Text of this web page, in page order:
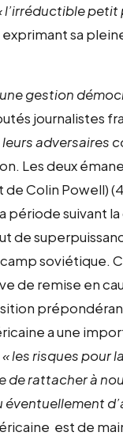
l’irréductible petit
sa
gestion
journalistes
adversaires
Les deux
Colin Powell)
période suivant
de
soviétique.
de remise en
a une
« les risques pour
de rattacher à
est de